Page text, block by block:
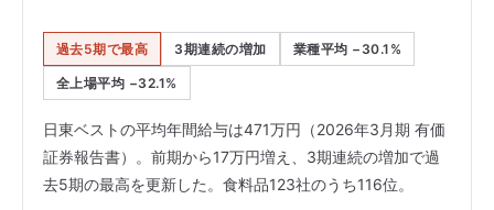
過去5期で最高 3期連続の増加 業種平均 −30.1%
全上場平均 −32.1%
日東ベストの平均年間給与は471万円（2026年3月期 有価
証券報告書）。前期から17万円増え、3期連続の増加で過
去5期の最高を更新した。食料品123社のうち116位。